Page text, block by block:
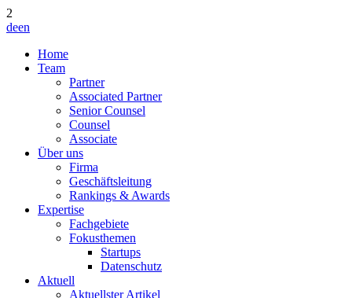
2
deen
Home
Team
Partner
Associated Partner
Senior Counsel
Counsel
Associate
Über uns
Firma
Geschäftsleitung
Rankings & Awards
Expertise
Fachgebiete
Fokusthemen
Startups
Datenschutz
Aktuell
Aktuellster Artikel